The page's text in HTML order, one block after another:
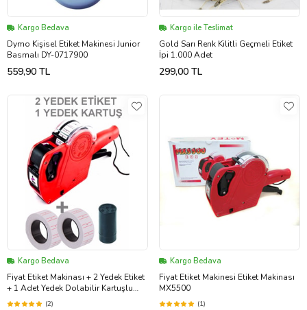
Kargo Bedava
Dymo Kişisel Etiket Makinesi Junior
Basmalı DY-0717900
559,90 TL
Kargo ile Teslimat
Gold Sarı Renk Kilitli Geçmeli Etiket
İpi 1.000 Adet
299,00 TL
Kargo Bedava
Fiyat Etiket Makinası + 2 Yedek Etiket
+ 1 Adet Yedek Dolabilir Kartuşlu
Etiket Basma Makinesi
(2)
Kargo Bedava
Fiyat Etiket Makinesi Etiket Makinası
MX5500
(1)